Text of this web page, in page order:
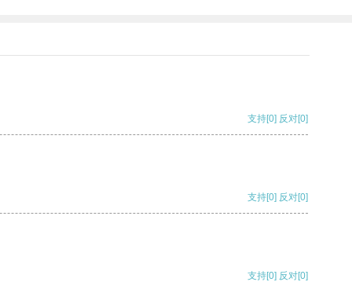
支持[0] 反对[0]
支持[0] 反对[0]
支持[0] 反对[0]